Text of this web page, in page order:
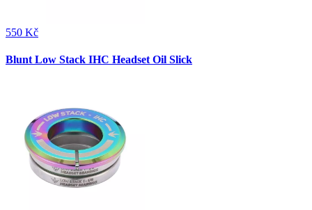
550 Kč
Blunt Low Stack IHC Headset Oil Slick